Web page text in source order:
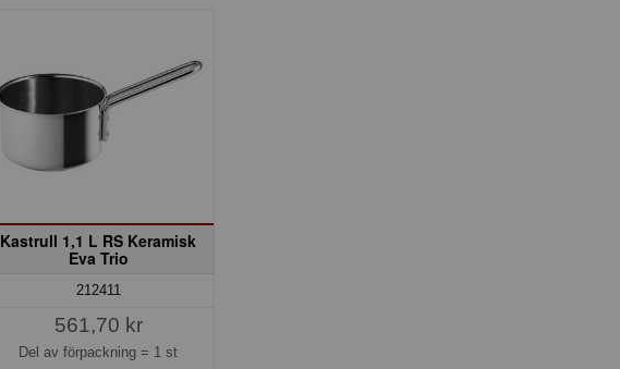
Kastrull 1,1 L RS Keramisk
Eva Trio
212411
561,70 kr
Del av förpackning = 1 st